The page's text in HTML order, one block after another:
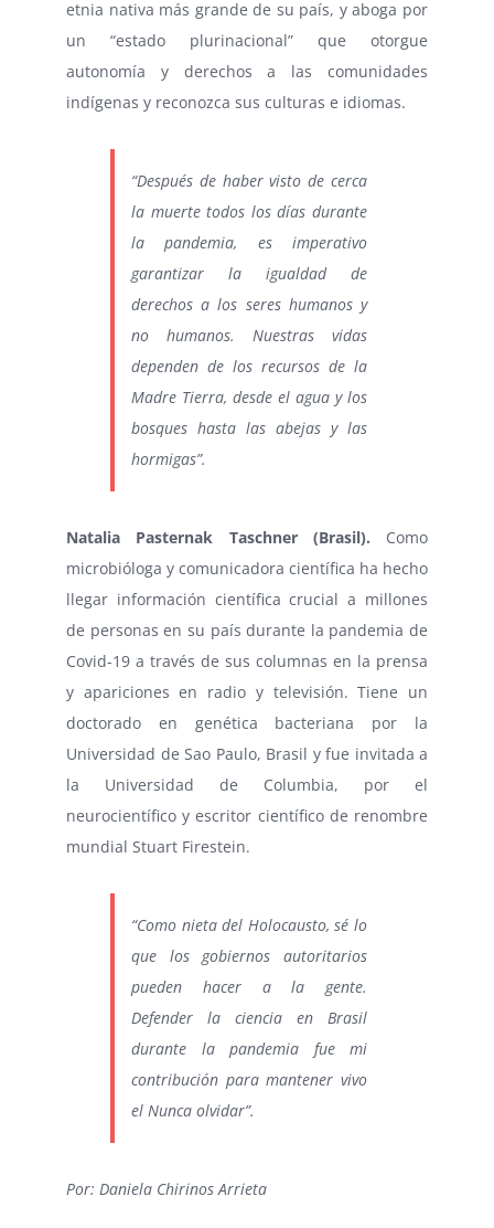
etnia nativa más grande de su país, y aboga por
un “estado plurinacional” que otorgue
autonomía y derechos a las comunidades
indígenas y reconozca sus culturas e idiomas.
“Después de haber visto de cerca
la muerte todos los días durante
la pandemia, es imperativo
garantizar la igualdad de
derechos a los seres humanos y
no humanos. Nuestras vidas
dependen de los recursos de la
Madre Tierra, desde el agua y los
bosques hasta las abejas y las
hormigas”.
Natalia Pasternak Taschner (Brasil). Como
microbióloga y comunicadora científica ha hecho
llegar información científica crucial a millones
de personas en su país durante la pandemia de
Covid-19 a través de sus columnas en la prensa
y apariciones en radio y televisión. Tiene un
doctorado en genética bacteriana por la
Universidad de Sao Paulo, Brasil y fue invitada a
la Universidad de Columbia, por el
neurocientífico y escritor científico de renombre
mundial Stuart Firestein.
“Como nieta del Holocausto, sé lo
que los gobiernos autoritarios
pueden hacer a la gente.
Defender la ciencia en Brasil
durante la pandemia fue mi
contribución para mantener vivo
el Nunca olvidar”.
Por: Daniela Chirinos Arrieta